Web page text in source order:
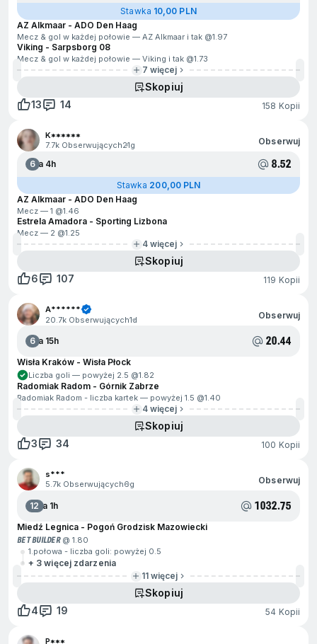
Stawka 10,00 PLN
AZ Alkmaar - ADO Den Haag
Mecz & gol w każdej połowie — AZ Alkmaar i tak @1.97
Viking - Sarpsborg 08
Mecz & gol w każdej połowie — Viking i tak @1.73
7 więcej
Skopiuj
13
14 158 Kopii
K******
7.7k Obserwujących21g Obserwuj
6Za 4h 8.52
Stawka 200,00 PLN
AZ Alkmaar - ADO Den Haag
Mecz — 1 @1.46
Estrela Amadora - Sporting Lizbona
Mecz — 2 @1.25
4 więcej
Skopiuj
6
107 119 Kopii
A******
20.7k Obserwujących1d Obserwuj
6Za 15h 20.44
Wisła Kraków - Wisła Płock
Liczba goli — powyżej 2.5 @1.82
Radomiak Radom - Górnik Zabrze
Radomiak Radom - liczba kartek — powyżej 1.5 @1.40
4 więcej
Skopiuj
3
34 100 Kopii
s***
5.7k Obserwujących6g Obserwuj
12Za 1h 1032.75
Miedź Legnica - Pogoń Grodzisk Mazowiecki
BET BUILDER@ 1.80
1.połowa - liczba goli: powyżej 0.5
+ 3 więcej zdarzenia
11 więcej
Skopiuj
4
19 54 Kopii
P***